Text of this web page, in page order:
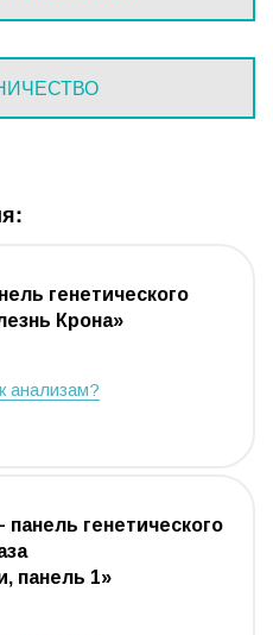
генетического
Крона»
анализам?
генетического
панель 1»